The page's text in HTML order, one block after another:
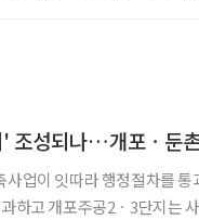
조성되나…개포ㆍ둔
라 행정절차를 통과해 업계의 관심이
하고 개포주공2ㆍ3단지는